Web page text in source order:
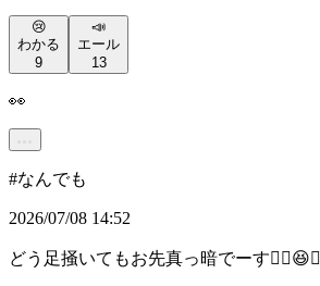
😢
わかる
9
📣
エール
13
👀
#なんでも
2026/07/08 14:52
どう足掻いてもお先真っ暗でーす✌🏻😆🔫